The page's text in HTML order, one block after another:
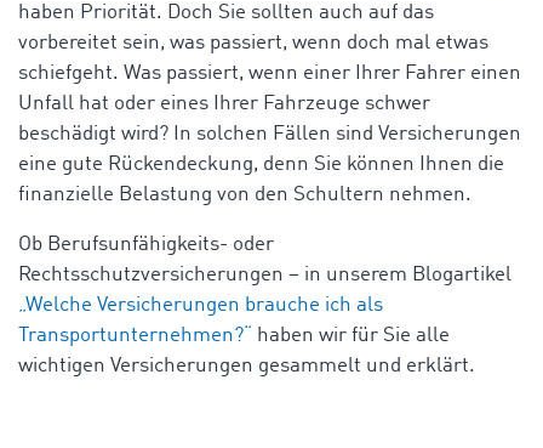
haben Priorität. Doch Sie sollten auch auf das
vorbereitet sein, was passiert, wenn doch mal etwas
schiefgeht. Was passiert, wenn einer Ihrer Fahrer einen
Unfall hat oder eines Ihrer Fahrzeuge schwer
beschädigt wird? In solchen Fällen sind Versicherungen
eine gute Rückendeckung, denn Sie können Ihnen die
finanzielle Belastung von den Schultern nehmen.
Ob Berufsunfähigkeits- oder
Rechtsschutzversicherungen – in unserem Blogartikel
„Welche Versicherungen brauche ich als
Transportunternehmen?“
haben wir für Sie alle
wichtigen Versicherungen gesammelt und erklärt.